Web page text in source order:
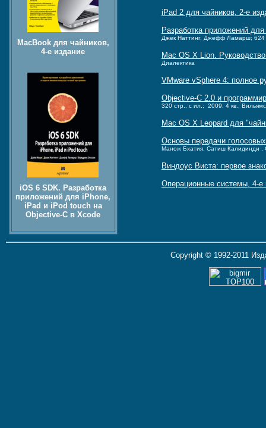
MacBook для чайников,
4-е издание
iOS 6 SDK. Разработка
приложений для iPhone,
iPad и iPod touch на
Objective-C в Xcode
iPad 2 для чайников, 2-е
Разработка приложений
Джек Наттинг, Джефф Ламарш; 624
Mac OS X Lion.
Диалектика
VMware vSphere 4: полное
Objective-C 2.0 и
320 стр., с ил.; 2009, 4 кв.; Вильямс
Mac OS X Leopard для
Основы передачи
Манож Бхатия, Сатиш Калидинди ,
Виндоус Виста: первое
Операционные системы, 4-е
Copyright © 1992-2011